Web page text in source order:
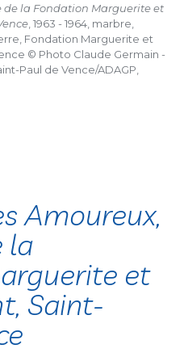
Amoureux,
la
et
Saint-
de la Fondation Marguerite et
, 1963 - 1964, marbre,
Fondation Marguerite et
© Photo Claude Germain -
Paul de Vence/ADAGP,